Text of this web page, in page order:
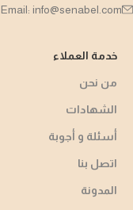
Email: info@senabel.com
خدمة العملاء
من نحن
الشهادات
أسئلة و أجوبة​
اتصل بنا
المدونة